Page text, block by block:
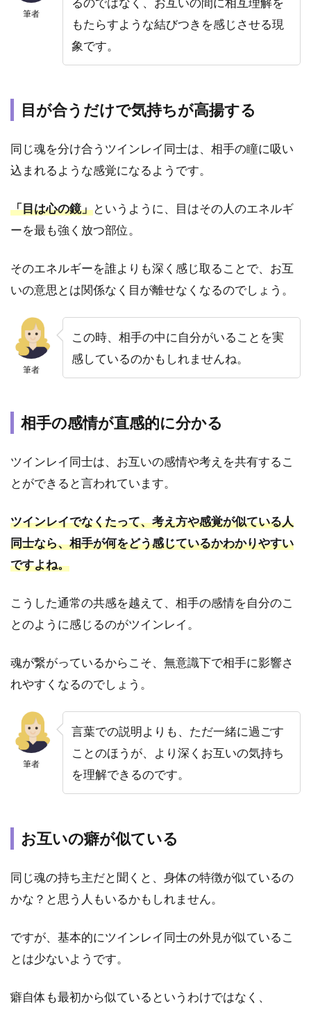
って
いる
2.4
長い
を超
越し
たつ
ある
から
お互
いに
必要
な要
ルギ
ーを
合わ
いる
3
ツイ
ンレ
イが
では
ない
時の
徴！
偽ツ
イン
を見
極め
るに
は？
め事
続い
てし
まう
3.2
なか
なか
ミン
筆者
もたらすような結びつきを感じさせる現
象です。
目が合うだけで気持ちが高揚する
同じ魂を分け合うツインレイ同士は、相手の瞳に吸い
込まれるような感覚になるようです。
「目は心の鏡」というように、目はその人のエネルギ
ーを最も強く放つ部位。
そのエネルギーを誰よりも深く感じ取ることで、お互
いの意思とは関係なく目が離せなくなるのでしょう。
筆者
この時、相手の中に自分がいることを実
感しているのかもしれませんね。
相手の感情が直感的に分かる
ツインレイ同士は、お互いの感情や考えを共有するこ
とができると言われています。
ツインレイでなくたって、考え方や感覚が似ている人
同士なら、相手が何をどう感じているかわかりやすい
ですよね。
こうした通常の共感を越えて、相手の感情を自分のこ
とのように感じるのがツインレイ。
魂が繋がっているからこそ、無意識下で相手に影響さ
れやすくなるのでしょう。
筆者
言葉での説明よりも、ただ一緒に過ごす
ことのほうが、より深くお互いの気持ち
を理解できるのです。
お互いの癖が似ている
同じ魂の持ち主だと聞くと、身体の特徴が似ているの
かな？と思う人もいるかもしれません。
ですが、基本的にツインレイ同士の外見が似ているこ
とは少ないようです。
癖自体も最初から似ているというわけではなく、